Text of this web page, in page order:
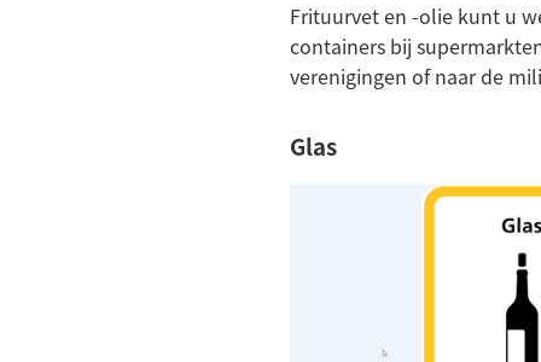
Frituurvet en -olie kunt u
containers bij
verenigingen of naar de
Glas